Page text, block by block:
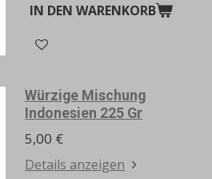
IN DEN WARENKORB
Würzige Mischung
Indonesien 225 Gr
5,00 €
Details anzeigen